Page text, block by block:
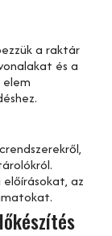
a raktár
és a
előírásokat, az